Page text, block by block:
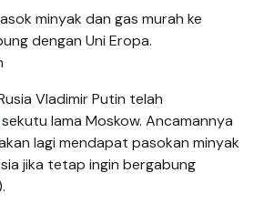
minyak dan gas murah ke
dengan Uni Eropa.
Vladimir Putin telah
sekutu lama Moskow. Ancamannya
lagi mendapat pasokan minyak
jika tetap ingin bergabung